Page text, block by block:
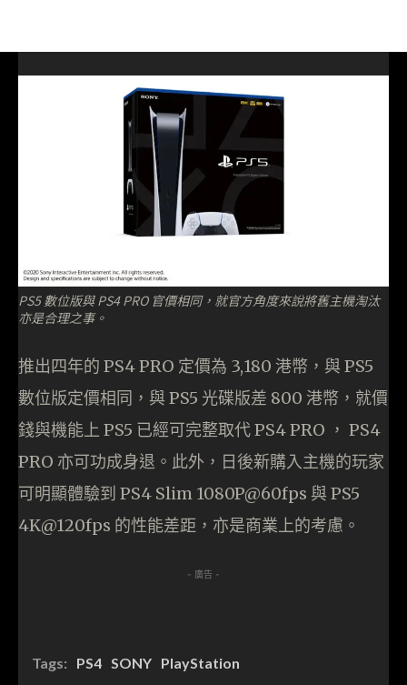
PS5 數位版與 PS4 PRO 官價相同，就官方角度來說將舊主機淘汰
亦是合理之事。
推出四年的 PS4 PRO 定價為 3,180 港幣，與 PS5
數位版定價相同，與 PS5 光碟版差 800 港幣，就價
錢與機能上 PS5 已經可完整取代 PS4 PRO ， PS4
PRO 亦可功成身退。此外，日後新購入主機的玩家
可明顯體驗到 PS4 Slim 1080P@60fps 與 PS5
4K@120fps 的性能差距，亦是商業上的考慮。
- 廣告 -
Tags: PS4 SONY PlayStation